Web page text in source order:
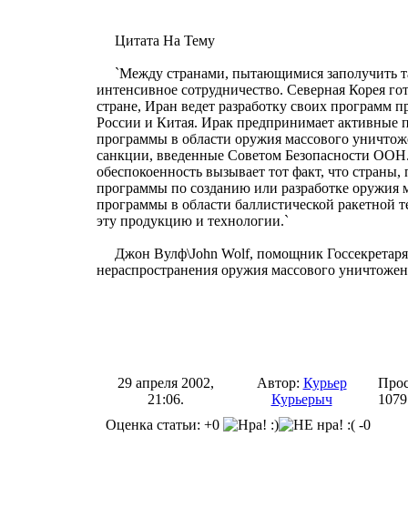
Цитата На Тему
`Между странами, пытающимися заполучить
интенсивное сотрудничество. Северная Корея
стране, Иран ведет разработку своих программ
России и Китая. Ирак предпринимает активные
программы в области оружия массового
санкции, введенные Советом Безопасности
обеспокоенность вызывает тот факт, что
программы по созданию или разработке оружия
программы в области баллистической ракетной
эту продукцию и технологии.`
Джон Вулф\John Wolf, помощник
нераспространения оружия массового
29 апреля 2002,
21:06.
Автор: Курьер
Курьерыч
1079
Оценка статьи: +0
-0